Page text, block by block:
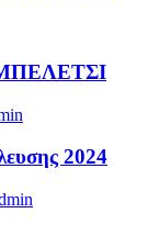
ΜΠΕΛΕΤΣΙ
2024